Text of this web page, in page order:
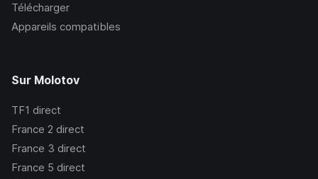
Télécharger
Appareils compatibles
Sur Molotov
TF1 direct
France 2 direct
France 3 direct
France 5 direct